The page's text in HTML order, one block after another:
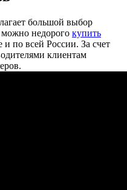
большой выбор
можно недорого купить
и по всей России. За счет
клиентам